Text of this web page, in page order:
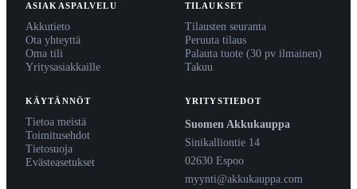
ASIAKASPALVELU
Akkutieto
Ota yhteyttä
Oma tili
Yritysasiakkaille
TILAUKSET
Tilausten seuranta
Peruuta tilaus
Palauta tuote (30 pv ilmainen)
Takuu
KÄYTÄNNÖT
Tietoa meistä
Toimitusehdot
Tietosuoja
Evästeasetukset
YRITYSTIEDOT
Suomen Akkukauppa
Sinikalliontie 14
02630 Espoo
myynti@akkukauppa.com